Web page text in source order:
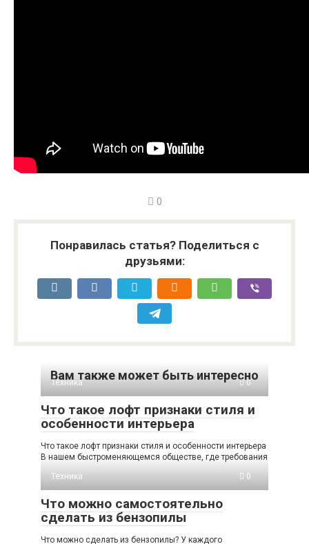
0
Понравилась статья? Поделиться с
друзьями:
Вам также может быть интересно
Техника 0
Что такое лофт признаки стиля и
особенности интерьера
Что такое лофт признаки стиля и особенности интерьера
В нашем быстроменяющемся обществе, где требования
Техника
0
Что можно самостоятельно
сделать из бензопилы
Что можно сделать из бензопилы? У каждого